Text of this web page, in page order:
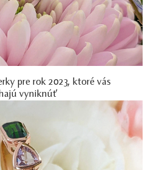
pre rok 2023, ktoré vás
vyniknúť